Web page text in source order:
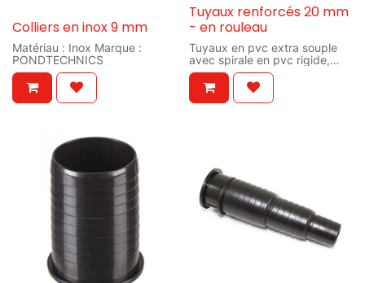
Colliers en inox 9 mm
Matériau : Inox Marque :
PONDTECHNICS
Tuyaux renforcés 20 mm
- en rouleau
Tuyaux en pvc extra souple
avec spirale en pvc rigide,
lisse à l’intérieur; noir: prévient
les algues.
Ne craque pas et peut être
Conduite vers pompe
Conduite vers filtre
Conduite vers cascade
Conduite vers passe-parois